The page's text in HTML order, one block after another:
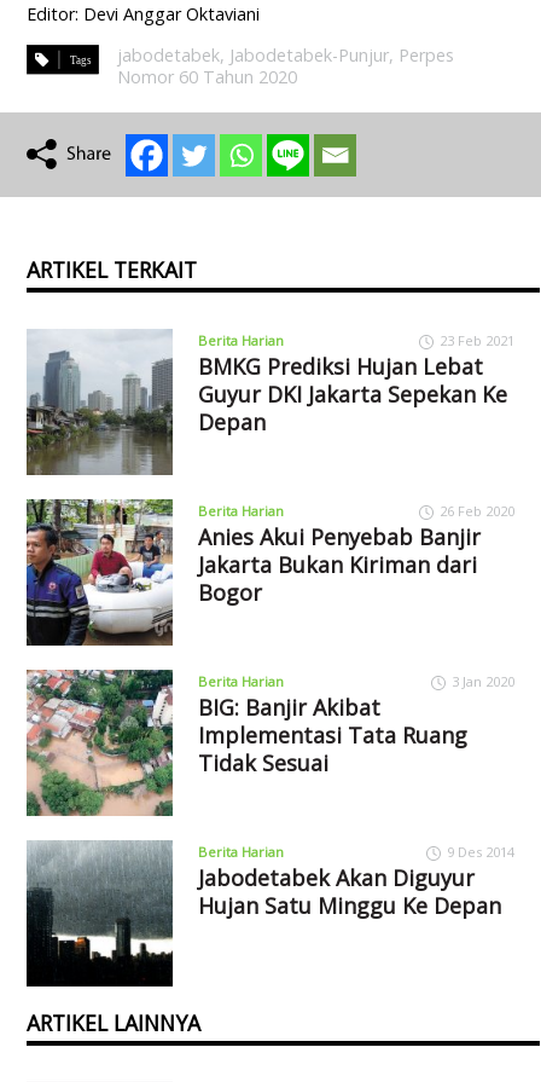
Editor: Devi Anggar Oktaviani
jabodetabek, Jabodetabek-Punjur, Perpes
Nomor 60 Tahun 2020
ARTIKEL TERKAIT
Berita Harian 23 Feb 2021
BMKG Prediksi Hujan Lebat
Guyur DKI Jakarta Sepekan Ke
Depan
Berita Harian 26 Feb 2020
Anies Akui Penyebab Banjir
Jakarta Bukan Kiriman dari
Bogor
Berita Harian 3 Jan 2020
BIG: Banjir Akibat
Implementasi Tata Ruang
Tidak Sesuai
Berita Harian 9 Des 2014
Jabodetabek Akan Diguyur
Hujan Satu Minggu Ke Depan
ARTIKEL LAINNYA